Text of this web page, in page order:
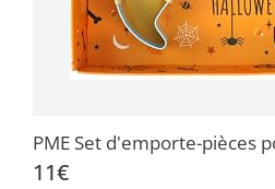
PME Set d'emporte-pièces
11€